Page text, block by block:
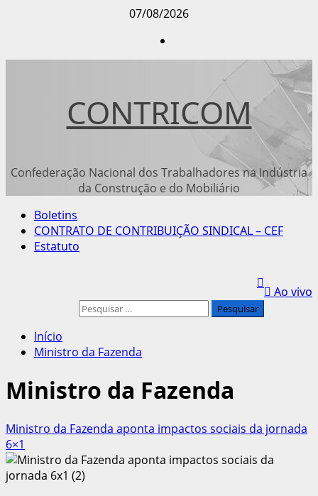
conteúdo
07/08/2026
CONTRICOM
Confederação Nacional dos Trabalhadores na Indústria
da Construção e do Mobiliário
Menu
principal
Boletins
CONTRATO DE CONTRIBUIÇÃO SINDICAL – CEF
Estatuto
Pesquisar
Ao vivo
Início
Ministro da Fazenda
Ministro da Fazenda
Ministro da Fazenda aponta impactos sociais da jornada
6×1